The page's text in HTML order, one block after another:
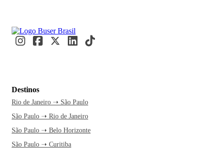
Destinos
Rio de Janeiro ➝ São Paulo
São Paulo ➝ Rio de Janeiro
São Paulo ➝ Belo Horizonte
São Paulo ➝ Curitiba